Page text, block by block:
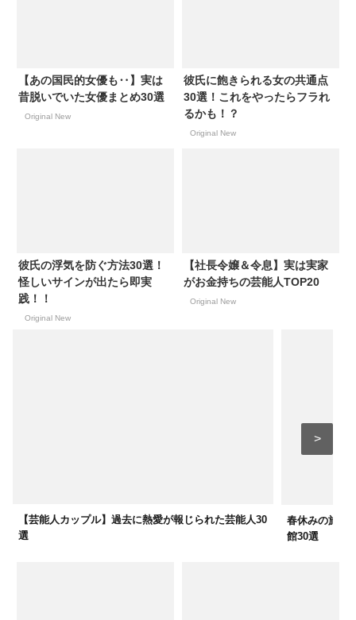
【あの国民的女優も‥】実は
昔脱いでいた女優まとめ30選
Original New
彼氏に飽きられる女の共通点
30選！これをやったらフラれ
るかも！？
Original New
彼氏の浮気を防ぐ方法30選！
怪しいサインが出たら即実
践！！
Original New
【社長令嬢＆令息】実は実家
がお金持ちの芸能人TOP20
Original New
【芸能人カップル】過去に熱愛が報じられた芸能人30
選
春休みの旅行
館30選